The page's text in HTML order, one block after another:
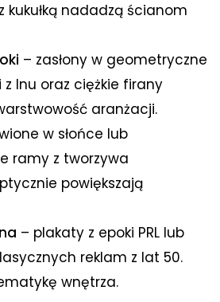
kukułką nadadzą ścianom
– zasłony w geometryczne
z lnu oraz ciężkie firany
aranżacji.
w słońce lub
ramy z tworzywa
powiększają
– plakaty z epoki PRL lub
reklam z lat 50.
wnętrza.